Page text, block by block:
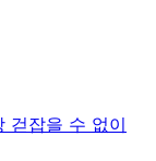
걷잡을 수 없이